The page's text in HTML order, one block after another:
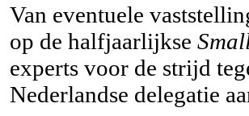
Van eventuele
op de halfjaarlijkse
experts voor de strijd
Nederlandse delegatie